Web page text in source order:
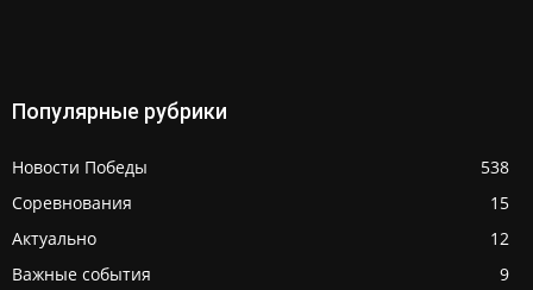
Популярные рубрики
Новости Победы
538
Соревнования
15
Актуально
12
Важные события
9